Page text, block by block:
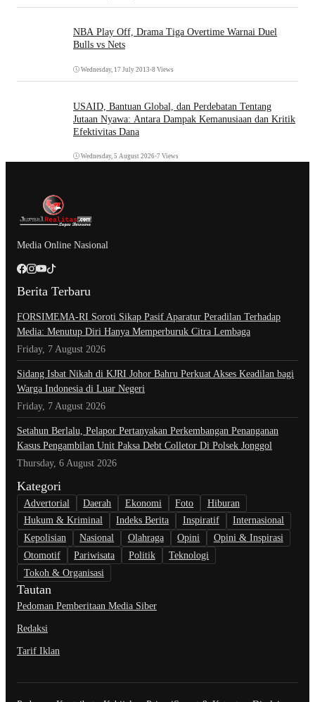
NBA Play Off, Drama Tiga Overtime Warnai Duel
Bulls vs Nets
Wednesday, 17 July 2013 •8 Views
USAID, Bantuan Global, dan Perdebatan Tentang
Jutaan Nyawa: Antara Dampak Kemanusiaan dan Kritik
Efektivitas Dana
Wednesday, 5 August 2026•7 Views
Media Online Nasional
Berita Terbaru
​FORSIMEMA-RI Soroti Sikap Pasif Aparatur Peradilan Terhadap
Media: Menutup Diri Hanya Memperburuk Citra Lembaga
Friday, 7 August 2026
Sidang Isbat Nikah di KJRI Johor Bahru Perkuat Akses Keadilan bagi
Warga Indonesia di Luar Negeri
Friday, 7 August 2026
Setahun Berlalu, Pelapor Pertanyakan Perkembangan Penanganan
Kasus Pengambilan Unit Paksa Debt Colletor Di Polsek Jonggol
Thursday, 6 August 2026
Kategori
Advertorial Daerah Ekonomi Foto
Hiburan
Hukum & Kriminal
Indeks Berita Inspiratif
Internasional
Kepolisian
Nasional Olahraga Opini
Opini & Inspirasi
Otomotif
Pariwisata Politik
Teknologi
Tokoh & Organisasi
Tautan
Pedoman Pemberitaan Media Siber
Redaksi
Tarif Iklan